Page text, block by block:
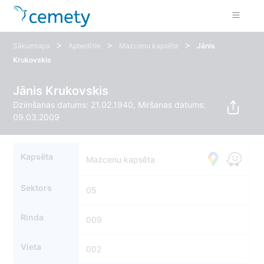
Sākumlapa > Apbedītie > Mazcenu kapsēta >
Jānis
Krukovskis
Jānis Krukovskis
Dzimšanas datums: 21.02.1940, Miršanas datums:
09.03.2009
Kapsēta Mazcenu kapsēta
Sektors 05
Rinda 009
Vieta 002